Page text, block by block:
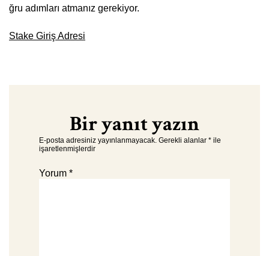
ğru adımları atmanız gerekiyor.
Stake Giriş Adresi
Bir yanıt yazın
E-posta adresiniz yayınlanmayacak. Gerekli alanlar * ile
işaretlenmişlerdir
Yorum *